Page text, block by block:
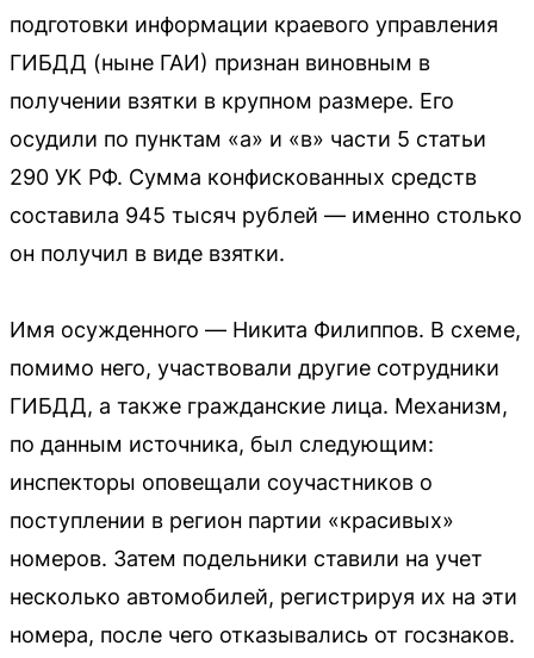
подготовки информации краевого управления
ГИБДД (ныне ГАИ) признан виновным в
получении взятки в крупном размере. Его
осудили по пунктам «а» и «в» части 5 статьи
290 УК РФ. Сумма конфискованных средств
составила 945 тысяч рублей — именно столько
он получил в виде взятки.
Имя осужденного — Никита Филиппов. В схеме,
помимо него, участвовали другие сотрудники
ГИБДД, а также гражданские лица. Механизм,
по данным источника, был следующим:
инспекторы оповещали соучастников о
поступлении в регион партии «красивых»
номеров. Затем подельники ставили на учет
несколько автомобилей, регистрируя их на эти
номера, после чего отказывались от госзнаков.